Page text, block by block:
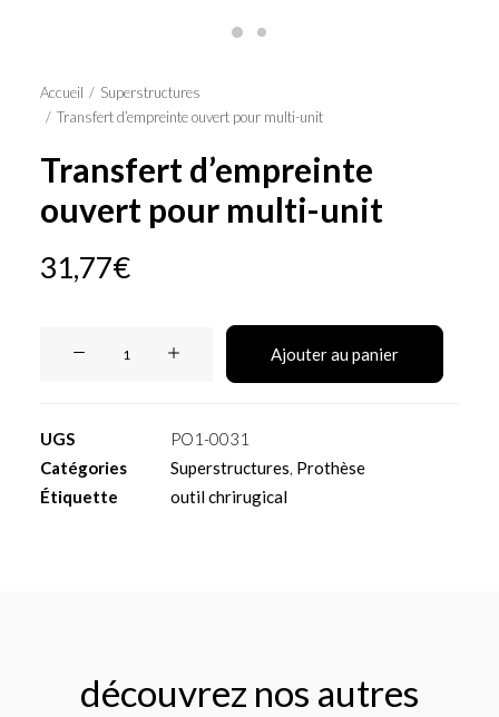
Accueil
Superstructures
Transfert d’empreinte ouvert pour multi-unit
Transfert d’empreinte
ouvert pour multi-unit
31,77€
pour
Ajouter au panier
UGS
PO1-0031
Catégories
Superstructures, Prothèse
Étiquette
outil chrirugical
découvrez nos autres